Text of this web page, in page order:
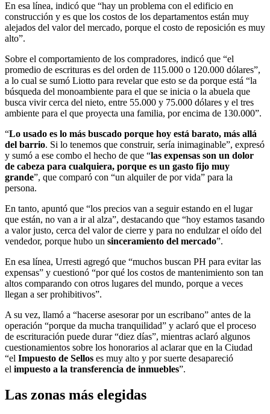
En esa línea, indicó que “hay un problema con el edificio en
construcción y es que los costos de los departamentos están muy
alejados del valor del mercado, porque el costo de reposición es muy
alto”.
Sobre el comportamiento de los compradores, indicó que “el
promedio de escrituras es del orden de 115.000 o 120.000 dólares”,
a lo cual se sumó Liotto para revelar que esto se da porque está “la
búsqueda del monoambiente para el que se inicia o la abuela que
busca vivir cerca del nieto, entre 55.000 y 75.000 dólares y el tres
ambiente para el que proyecta una familia, por encima de 130.000”.
“Lo usado es lo más buscado porque hoy está barato, más allá
del barrio. Si lo tenemos que construir, sería inimaginable”, expresó
y sumó a ese combo el hecho de que “las expensas son un dolor
de cabeza para cualquiera, porque es un gasto fijo muy
grande”, que comparó con “un alquiler de por vida” para la
persona.
En tanto, apuntó que “los precios van a seguir estando en el lugar
que están, no van a ir al alza”, destacando que “hoy estamos tasando
a valor justo, cerca del valor de cierre y para no endulzar el oído del
vendedor, porque hubo un sinceramiento del mercado”.
En esa línea, Urresti agregó que “muchos buscan PH para evitar las
expensas” y cuestionó “por qué los costos de mantenimiento son tan
altos comparando con otros lugares del mundo, porque a veces
llegan a ser prohibitivos”.
A su vez, llamó a “hacerse asesorar por un escribano” antes de la
operación “porque da mucha tranquilidad” y aclaró que el proceso
de escrituración puede durar “diez días”, mientras aclaró algunos
cuestionamientos sobre los honorarios al aclarar que en la Ciudad
“el Impuesto de Sellos es muy alto y por suerte desapareció
el impuesto a la transferencia de inmuebles”.
Las zonas más elegidas